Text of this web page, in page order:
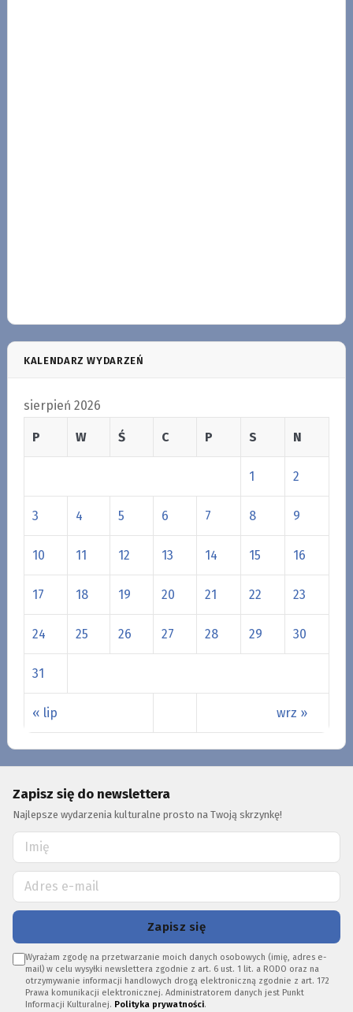
KALENDARZ WYDARZEŃ
sierpień 2026
P W Ś C P S N
« lip wrz »
1 2
3 4 5 6 7 8 9
10 11 12 13 14 15 16
17 18 19 20 21 22 23
24 25 26 27 28 29 30
31
Zapisz się do newslettera
Najlepsze wydarzenia kulturalne prosto na Twoją skrzynkę!
Zapisz się
Wyrażam zgodę na przetwarzanie moich danych osobowych (imię, adres e-
mail) w celu wysyłki newslettera zgodnie z art. 6 ust. 1 lit. a RODO oraz na
otrzymywanie informacji handlowych drogą elektroniczną zgodnie z art. 172
Prawa komunikacji elektronicznej. Administratorem danych jest Punkt
Informacji Kulturalnej. Polityka prywatności.